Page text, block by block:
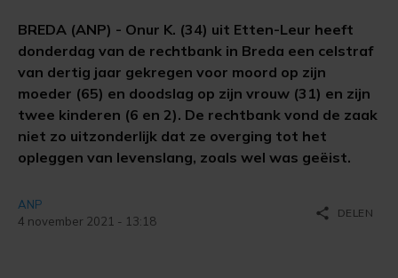
BREDA (ANP) - Onur K. (34) uit Etten-Leur heeft
donderdag van de rechtbank in Breda een celstraf
van dertig jaar gekregen voor moord op zijn
moeder (65) en doodslag op zijn vrouw (31) en zijn
twee kinderen (6 en 2). De rechtbank vond de zaak
niet zo uitzonderlijk dat ze overging tot het
opleggen van levenslang, zoals wel was geëist.
ANP
4 november 2021 - 13:18
share DELEN